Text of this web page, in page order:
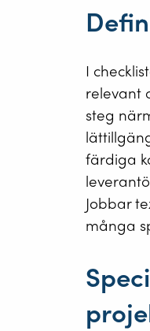
I
relevant
steg
färdiga
Jobbar
många